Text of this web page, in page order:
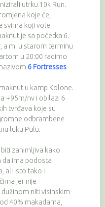
utrku 10k Run.
koje će,
svima koji vole
je sa početka 6.
a mi u starom terminu
u 20:00 radimo
6 Fortresses
u kamp Kolone.
+95m/nv i obilazi 6
tvrđava koje su
odbrambene
luku Pulu.
zanimljiva kako
da ima podosta
ali isto tako i
jer nije
niti visinskim
40% makadama,